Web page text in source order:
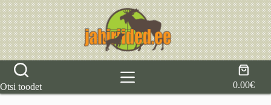
Skip
to
content
Otsi toodet
cart
0.00€